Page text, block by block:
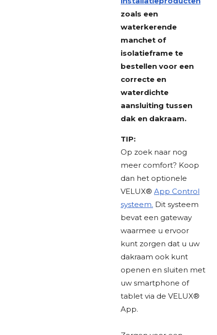
zoals een
waterkerende
manchet of
isolatieframe te
bestellen voor een
correcte en
waterdichte
aansluiting tussen
dak en dakraam.
TIP:
Op zoek naar nog
meer comfort? Koop
dan het optionele
VELUX® App Control
systeem. Dit systeem
bevat een gateway
waarmee u ervoor
kunt zorgen dat u uw
dakraam ook kunt
openen en sluiten met
uw smartphone of
tablet via de VELUX®
App.